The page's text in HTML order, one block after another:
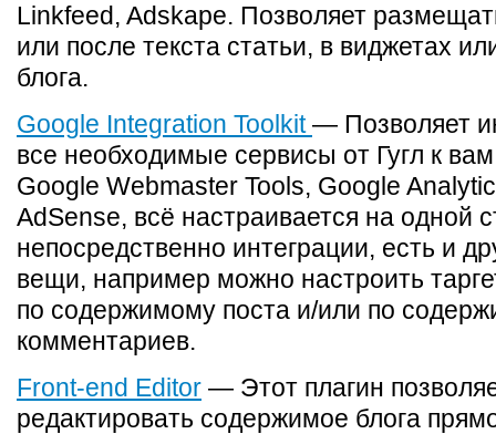
Linkfeed, Adskape. Позволяет
или после текста статьи, в виджетах
блога.
Google Integration Toolkit— Позволяет
все необходимые сервисы от Гугл к вам
Google Webmaster Tools, Google
AdSense, всё настраивается на одной
непосредственно интеграции, есть и
вещи, например можно настроить
по содержимому поста и/или по
комментариев.
Front-end Editor — Этот плагин
редактировать содержимое блога